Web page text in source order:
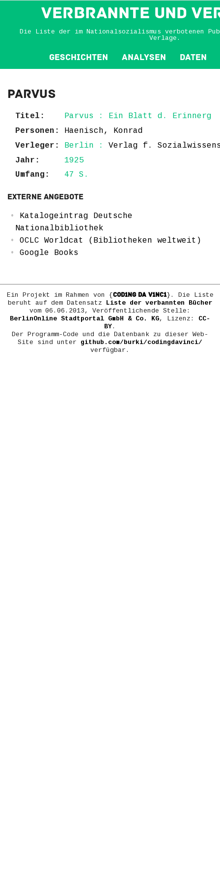
VERBRANNTE und
Die Liste der im Nationalsozialismus verbotenen
Verlage.
Geschichten Analysen Daten
Parvus
Titel:
Parvus : Ein Blatt d. Erinnerg
Personen:
Haenisch, Konrad
Verleger:
Berlin : Verlag f.
Jahr:
1925
Umfang:
47 S.
Externe Angebote
Katalogeintrag Deutsche
Nationalbibliothek
OCLC Worldcat (Bibliotheken weltweit)
Google Books
Ein Projekt im Rahmen von {COD1NG DA V1NC1}. Die Liste
beruht auf dem Datensatz Liste der verbannten Bücher
vom 06.06.2013, Veröffentlichende Stelle:
BerlinOnline Stadtportal GmbH & Co. KG, Lizenz: CC-
BY.
Der Programm-Code und die Datenbank zu dieser Web-
Site sind unter github.com/burki/codingdavinci/
verfügbar.